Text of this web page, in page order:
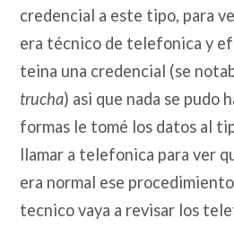
credencial a este tipo, para
era técnico de telefonica y
teina una credencial (se
trucha) asi que nada se pudo
formas le tomé los datos al
llamar a telefonica para ver
era normal ese
tecnico vaya a revisar los